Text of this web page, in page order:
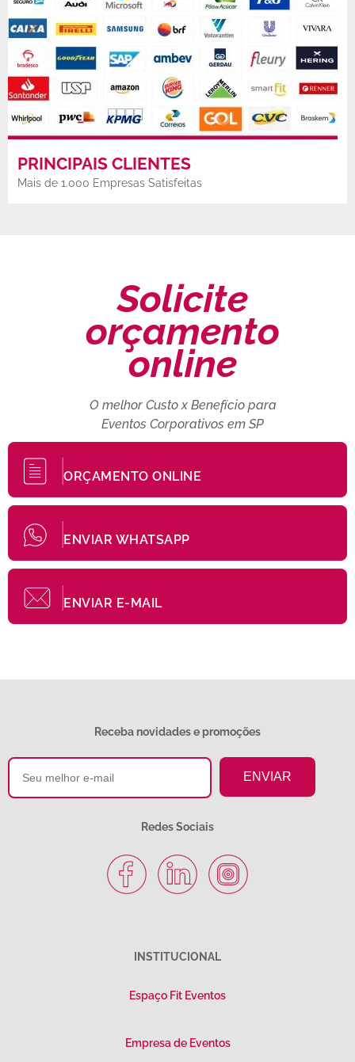
PRINCIPAIS CLIENTES
Mais de 1.000 Empresas Satisfeitas
Solicite
orçamento
online
O melhor Custo x Benefício para
Eventos Corporativos em SP
ORÇAMENTO ONLINE
ENVIAR WHATSAPP
ENVIAR E-MAIL
Receba novidades e promoções
Redes Sociais
INSTITUCIONAL
Espaço Fit Eventos
Empresa de Eventos